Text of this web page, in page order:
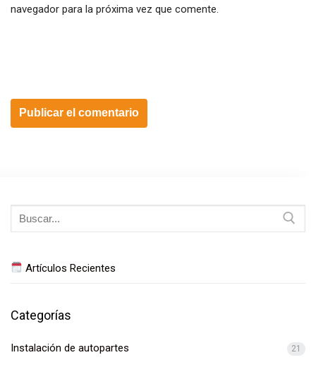
navegador para la próxima vez que comente.
Buscar:
Artículos Recientes
Categorías
Instalación de autopartes 21